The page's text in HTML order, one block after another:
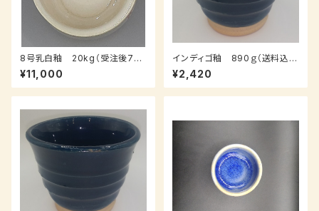
8号乳白釉 20kg（受注後7～
１０日後発送）
¥11,000
インディゴ釉 890ｇ（送料込
み：クロネコパケット、受注後、7
～14日後発送）
¥2,420